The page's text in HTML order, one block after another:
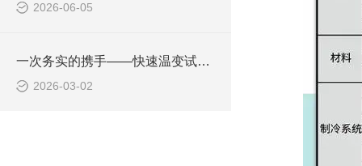
2026-06-05
一次务实的携手——快速温变试验箱合作背后的协同故事
2026-03-02